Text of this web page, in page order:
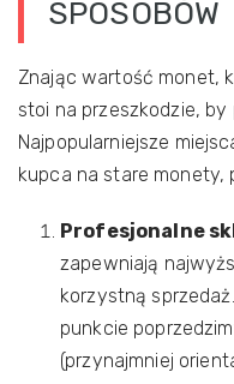
SPOSOBÓW
Znając wartość monet,
stoi na przeszkodzie,
Najpopularniejsze
kupca na stare monety,
Profesjonalne
zapewniają
korzystną
punkcie
(przynajmniej